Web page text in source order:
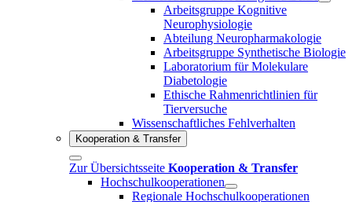
Arbeitsgruppe Kognitive
Neurophysiologie
Abteilung Neuropharmakologie
Arbeitsgruppe Synthetische Biologie
Laboratorium für Molekulare
Diabetologie
Ethische Rahmenrichtlinien für
Tierversuche
Wissenschaftliches Fehlverhalten
Kooperation & Transfer
Zur Übersichtsseite Kooperation & Transfer
Hochschulkooperationen
Regionale Hochschulkooperationen